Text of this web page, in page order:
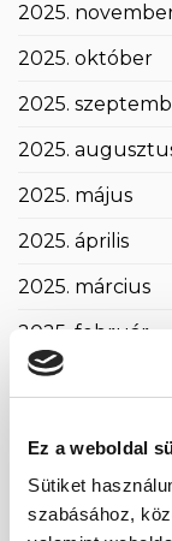
Ez a weboldal
Sütiket
szabásához,
2025.
2025. október
2025.
2025.
2025. május
2025. április
2025. március
2025. február
2025. január
2024.